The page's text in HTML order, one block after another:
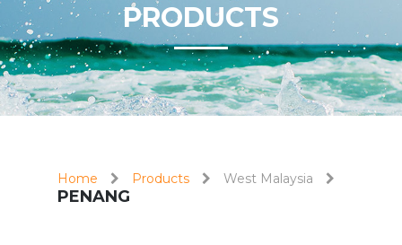
PRODUCTS
Home Products West Malaysia
PENANG